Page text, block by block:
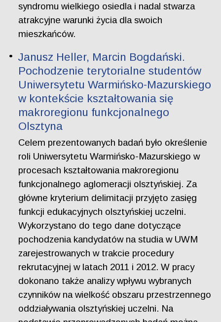
syndromu wielkiego osiedla i nadal stwarza
atrakcyjne warunki życia dla swoich
mieszkańców.
Janusz Heller, Marcin Bogdański.
Pochodzenie terytorialne studentów
Uniwersytetu Warmińsko-Mazurskiego
w kontekście kształtowania się
makroregionu funkcjonalnego
Olsztyna
Celem prezentowanych badań było określenie
roli Uniwersytetu Warmińsko-Mazurskiego w
procesach kształtowania makroregionu
funkcjonalnego aglomeracji olsztyńskiej. Za
główne kryterium delimitacji przyjęto zasięg
funkcji edukacyjnych olsztyńskiej uczelni.
Wykorzystano do tego dane dotyczące
pochodzenia kandydatów na studia w UWM
zarejestrowanych w trakcie procedury
rekrutacyjnej w latach 2011 i 2012. W pracy
dokonano także analizy wpływu wybranych
czynników na wielkość obszaru przestrzennego
oddziaływania olsztyńskiej uczelni. Na